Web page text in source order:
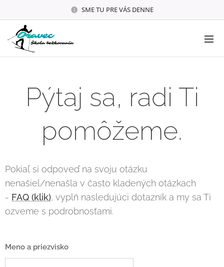
SME TU PRE VÁS DENNE
Pýtaj sa, radi Ti
pomôžeme.
Pokiaľ si odpoveď na svoju otázku
nenašiel/nenašla v často kladených otázkach
- FAQ (klik), vyplň nasledujúci dotazník a my sa Ti
ozveme s podrobnosťami.
Meno a priezvisko